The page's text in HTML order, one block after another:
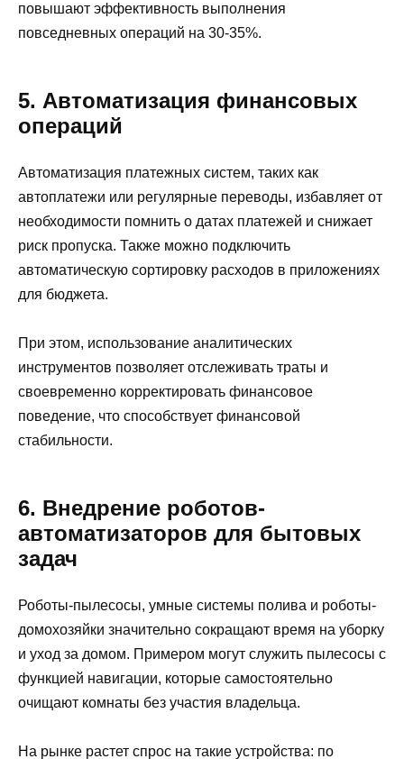
повышают эффективность выполнения
повседневных операций на 30-35%.
5. Автоматизация финансовых
операций
Автоматизация платежных систем, таких как
автоплатежи или регулярные переводы, избавляет от
необходимости помнить о датах платежей и снижает
риск пропуска. Также можно подключить
автоматическую сортировку расходов в приложениях
для бюджета.
При этом, использование аналитических
инструментов позволяет отслеживать траты и
своевременно корректировать финансовое
поведение, что способствует финансовой
стабильности.
6. Внедрение роботов-
автоматизаторов для бытовых
задач
Роботы-пылесосы, умные системы полива и роботы-
домохозяйки значительно сокращают время на уборку
и уход за домом. Примером могут служить пылесосы с
функцией навигации, которые самостоятельно
очищают комнаты без участия владельца.
На рынке растет спрос на такие устройства: по